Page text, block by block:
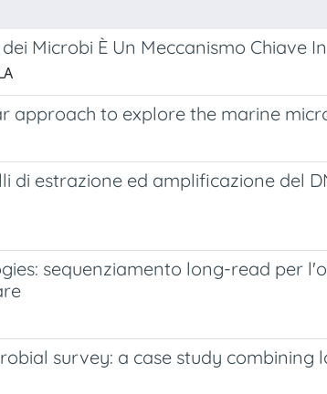
Microbi È Un Meccanismo Chiave
approach to explore the marine
di estrazione ed amplificazione del
sequenziamento long-read per
survey: a case study combining